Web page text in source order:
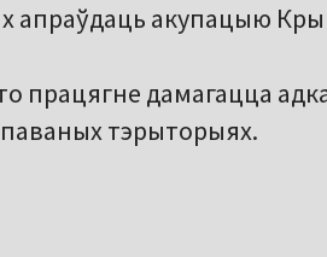
апраўдаць акупацыю
працягне дамагацца
тэрыторыях.